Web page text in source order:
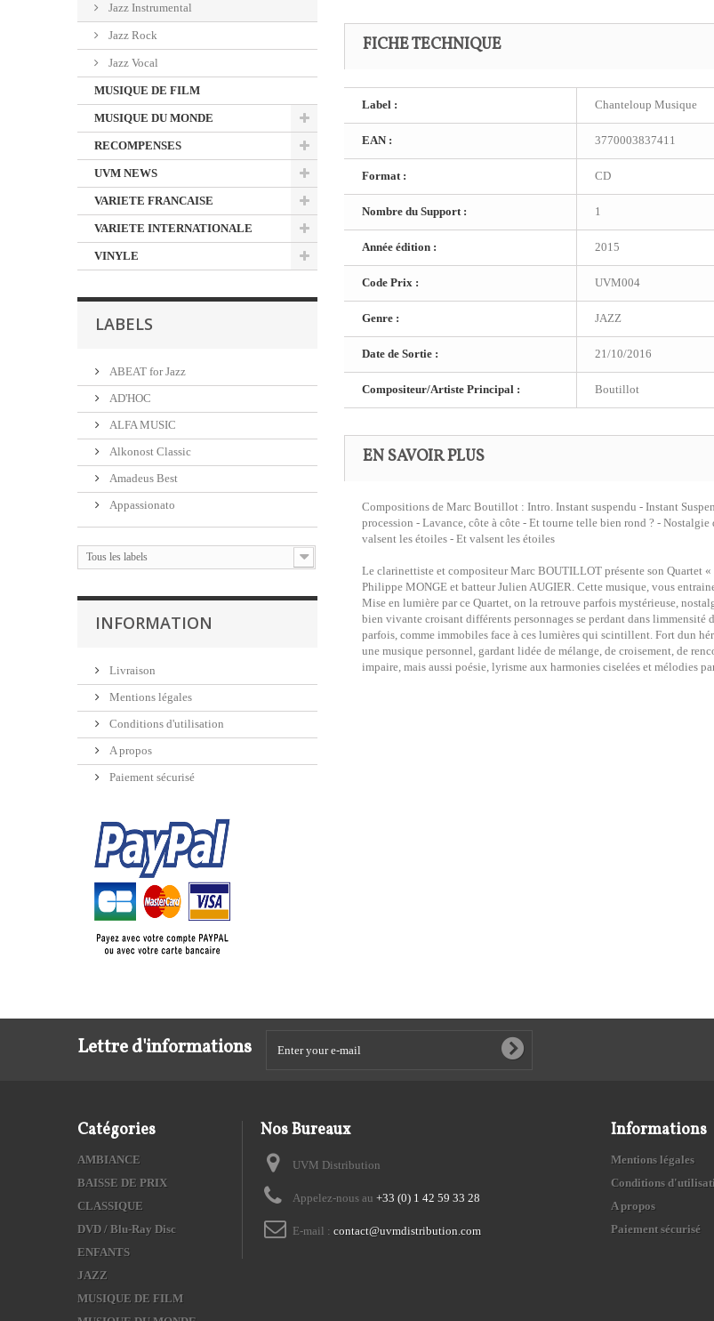
Jazz Instrumental
Jazz Rock
Jazz Vocal
MUSIQUE DE FILM
MUSIQUE DU MONDE
RECOMPENSES
UVM NEWS
VARIETE FRANCAISE
VARIETE INTERNATIONALE
VINYLE
LABELS
ABEAT for Jazz
AD'HOC
ALFA MUSIC
Alkonost Classic
Amadeus Best
Appassionato
Tous les labels
INFORMATION
Livraison
Mentions légales
Conditions d'utilisation
A propos
Paiement sécurisé
FICHE TECHNIQUE
Label : Chanteloup Musique
EAN : 3770003837411
Format : CD
Nombre du Support : 1
Année édition : 2015
Code Prix : UVM004
Genre : JAZZ
Date de Sortie : 21/10/2016
Compositeur/Artiste Principal : Boutillot
EN SAVOIR PLUS
Compositions de Marc Boutillot : Intro. Instant suspendu - Instant
procession - Lavance, côte à côte - Et tourne telle bien rond ? -
valsent les étoiles - Et valsent les étoiles
Le clarinettiste et compositeur Marc BOUTILLOT présente son Quartet
Philippe MONGE et batteur Julien AUGIER. Cette musique, vous
Mise en lumière par ce Quartet, on la retrouve parfois mystérieuse,
bien vivante croisant différents personnages se perdant dans limmensité
parfois, comme immobiles face à ces lumières qui scintillent. Fort dun
une musique personnel, gardant lidée de mélange, de croisement, de
impaire, mais aussi poésie, lyrisme aux harmonies ciselées et mélodies
Lettre d'informations
Catégories
AMBIANCE
BAISSE DE PRIX
CLASSIQUE
DVD / Blu-Ray Disc
ENFANTS
JAZZ
MUSIQUE DE FILM
Nos Bureaux
UVM Distribution
Appelez-nous au +33 (0) 1 42 59 33 28
E-mail : contact@uvmdistribution.com
Informations
Mentions légales
Conditions
A propos
Paiement sécurisé